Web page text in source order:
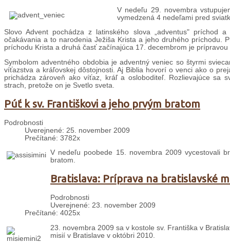
V nedeľu 29. novembra
vymedzená 4 nedeľami pred
Slovo Advent pochádza z latinského slova „adventus" príchod
očakávania a to narodenia Ježiša Krista a jeho druhého príchodu.
príchodu Krista a druhá časť začínajúca 17. decembrom je
Symbolom adventného obdobia je adventný veniec so štyrmi
víťazstva a kráľovskej dôstojnosti. Aj Biblia hovorí o venci ako o
prichádza zároveň ako víťaz, kráľ a osloboditeľ. Rozlievajúce sa
strach, pretože on je Svetlo sveta.
Púť k sv. Františkovi a jeho prvým bratom
Podrobnosti
Uverejnené: 25. november 2009
Prečítané: 3782x
V nedeľu poobede 15. novembra 2009 vycestovali
bratom.
Bratislava: Príprava na bratislavské
Podrobnosti
Uverejnené: 23. november 2009
Prečítané: 4025x
23. novembra 2009 sa v kostole sv. Františka v
misií v Bratislave v októbri 2010.